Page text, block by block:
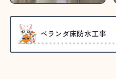
ベランダ床防水工事